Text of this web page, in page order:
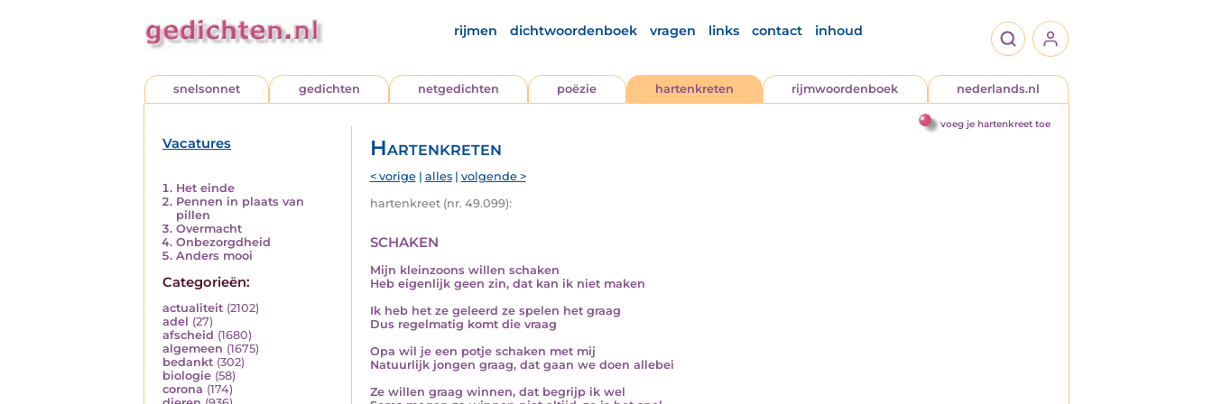
rijmen dichtwoordenboek vragen links contact inhoud
snelsonnet gedichten netgedichten poëzie hartenkreten rijmwoordenboek nederlands.nl
voeg je hartenkreet toe
Vacatures
Het einde
Pennen in plaats van
pillen
Overmacht
Onbezorgdheid
Anders mooi
Categorieën:
actualiteit (2102)
adel (27)
afscheid (1680)
algemeen (1675)
bedankt (302)
biologie (58)
corona (174)
Hartenkreten
< vorige| alles| volgende >
hartenkreet (nr. 49.099):
schaken
Mijn kleinzoons willen schaken
Heb eigenlijk geen zin, dat kan ik niet maken
Ik heb het ze geleerd ze spelen het graag
Dus regelmatig komt die vraag
Opa wil je een potje schaken met mij
Natuurlijk jongen graag, dat gaan we doen allebei
Ze willen graag winnen, dat begrijp ik wel